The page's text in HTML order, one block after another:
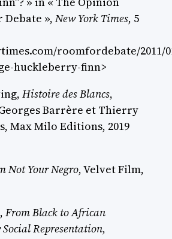
Debate », New York Times, 5
roomfordebate/2011/
huckleberry-finn>
Histoire des Blancs,
Barrère et Thierry
Max Milo Editions, 2019
Not Your Negro, Velvet Film,
From Black to African
Representation,